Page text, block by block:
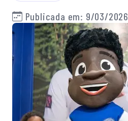
Publicada em: 9/03/2026